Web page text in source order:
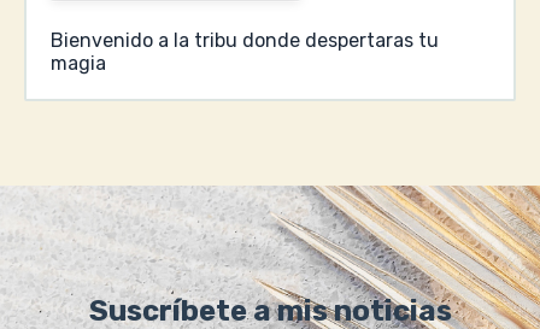
Bienvenido a la tribu donde despertaras tu
magia
Suscríbete a mis noticias